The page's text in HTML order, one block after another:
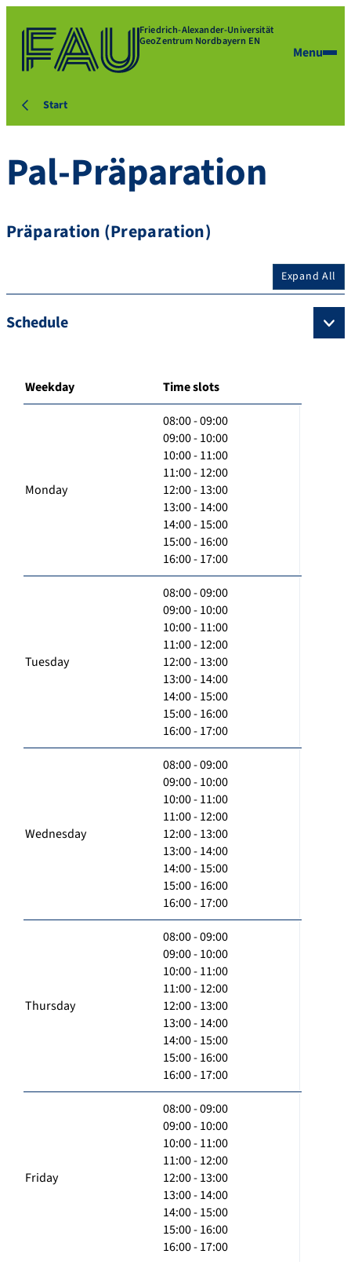
Friedrich-Alexander-Universität
GeoZentrum Nordbayern EN
Menu
Start
Pal-Präparation
Präparation (Preparation)
Expand All
Schedule
Weekday Time slots
Monday
08:00 - 09:00
09:00 - 10:00
10:00 - 11:00
11:00 - 12:00
12:00 - 13:00
13:00 - 14:00
14:00 - 15:00
15:00 - 16:00
16:00 - 17:00
Tuesday
08:00 - 09:00
09:00 - 10:00
10:00 - 11:00
11:00 - 12:00
12:00 - 13:00
13:00 - 14:00
14:00 - 15:00
15:00 - 16:00
16:00 - 17:00
Wednesday
08:00 - 09:00
09:00 - 10:00
10:00 - 11:00
11:00 - 12:00
12:00 - 13:00
13:00 - 14:00
14:00 - 15:00
15:00 - 16:00
16:00 - 17:00
Thursday
08:00 - 09:00
09:00 - 10:00
10:00 - 11:00
11:00 - 12:00
12:00 - 13:00
13:00 - 14:00
14:00 - 15:00
15:00 - 16:00
16:00 - 17:00
Friday
08:00 - 09:00
09:00 - 10:00
10:00 - 11:00
11:00 - 12:00
12:00 - 13:00
13:00 - 14:00
14:00 - 15:00
15:00 - 16:00
16:00 - 17:00